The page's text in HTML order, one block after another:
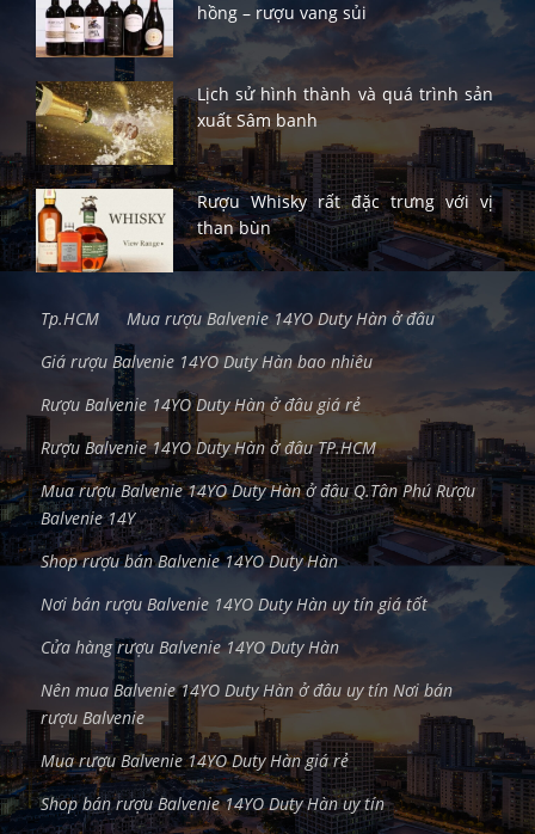
hồng – rượu vang sủi
Lịch sử hình thành và quá trình sản
xuất Sâm banh
Rượu Whisky rất đặc trưng với vị
than bùn
Tp.HCM
Mua rượu Balvenie 14YO Duty Hàn ở đâu
Giá rượu Balvenie 14YO Duty Hàn bao nhiêu
Rượu Balvenie 14YO Duty Hàn ở đâu giá rẻ
Rượu Balvenie 14YO Duty Hàn ở đâu TP.HCM
Mua rượu Balvenie 14YO Duty Hàn ở đâu Q.Tân Phú Rượu
Balvenie 14Y
Shop rượu bán Balvenie 14YO Duty Hàn
Nơi bán rượu Balvenie 14YO Duty Hàn uy tín giá tốt
Cửa hàng rượu Balvenie 14YO Duty Hàn
Nên mua Balvenie 14YO Duty Hàn ở đâu uy tín Nơi bán
rượu Balvenie
Mua rượu Balvenie 14YO Duty Hàn giá rẻ
Shop bán rượu Balvenie 14YO Duty Hàn uy tín